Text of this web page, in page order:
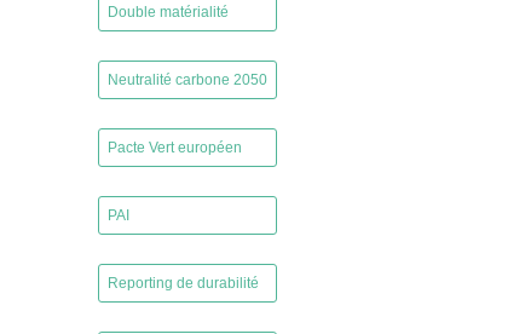
Double matérialité
Neutralité carbone 2050
Pacte Vert européen
PAI
Reporting de durabilité